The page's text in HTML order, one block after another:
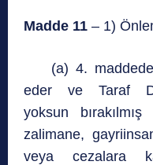
Madde 11 – 1)
(a) 4. maddede
eder ve Taraf
yoksun
zalimane,
veya cezalara